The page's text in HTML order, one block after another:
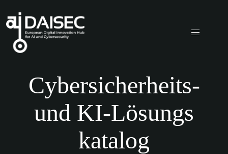
Cybersicherheits-
und KI-Lösungs
katalog